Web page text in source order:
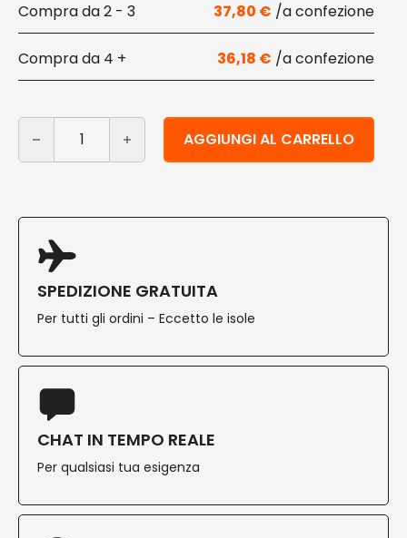
2 - 3 37,80 €
4 + 36,18 €
Piattini in legno per stuzzichini 25 cm 100 pz quantità
AGGIUNGI AL CARRELLO
Alternative:
SPEDIZIONE GRATUITA
Per tutti gli ordini – Eccetto le isole
CHAT IN TEMPO REALE
Per qualsiasi tua esigenza